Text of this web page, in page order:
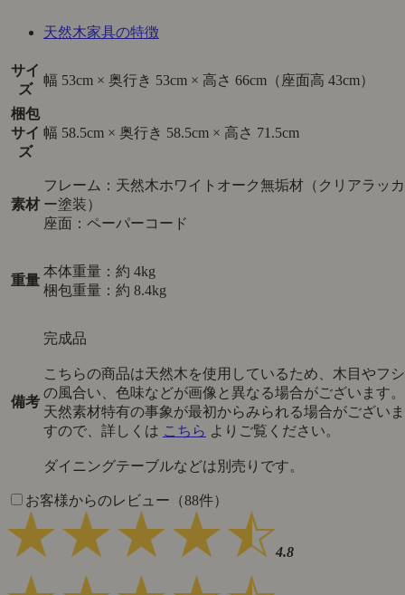
天然木家具の特徴
サイ
ズ
幅 53cm × 奥行き 53cm × 高さ 66cm（座面高 43cm）
梱包
サイ
ズ
幅 58.5cm × 奥行き 58.5cm × 高さ 71.5cm
素材
フレーム：天然木ホワイトオーク無垢材（クリアラッカ
ー塗装）
座面：ペーパーコード
重量
本体重量：約 4kg
梱包重量：約 8.4kg
備考
完成品
こちらの商品は天然木を使用しているため、木目やフシ
の風合い、色味などが画像と異なる場合がございます。
天然素材特有の事象が最初からみられる場合がございま
すので、詳しくは こちら よりご覧ください。
ダイニングテーブルなどは別売りです。
お客様からのレビュー（88件）
4.8